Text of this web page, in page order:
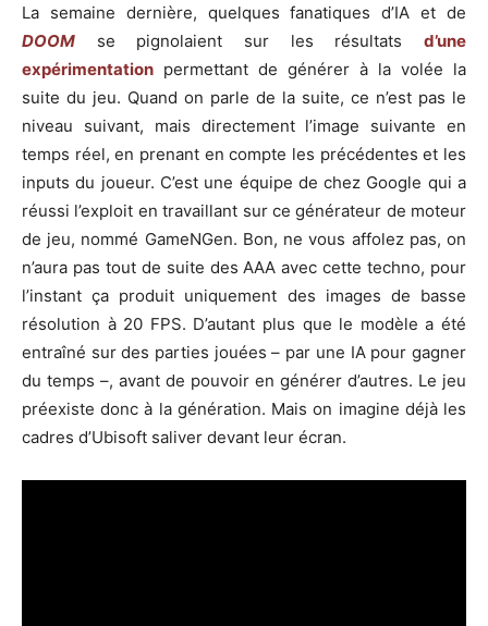
La semaine dernière, quelques fanatiques d’IA et de
DOOM se pignolaient sur les résultats d’une
expérimentation permettant de générer à la volée la
suite du jeu. Quand on parle de la suite, ce n’est pas le
niveau suivant, mais directement l’image suivante en
temps réel, en prenant en compte les précédentes et les
inputs du joueur. C’est une équipe de chez Google qui a
réussi l’exploit en travaillant sur ce générateur de moteur
de jeu, nommé GameNGen. Bon, ne vous affolez pas, on
n’aura pas tout de suite des AAA avec cette techno, pour
l’instant ça produit uniquement des images de basse
résolution à 20 FPS. D’autant plus que le modèle a été
entraîné sur des parties jouées – par une IA pour gagner
du temps –, avant de pouvoir en générer d’autres. Le jeu
préexiste donc à la génération. Mais on imagine déjà les
cadres d’Ubisoft saliver devant leur écran.